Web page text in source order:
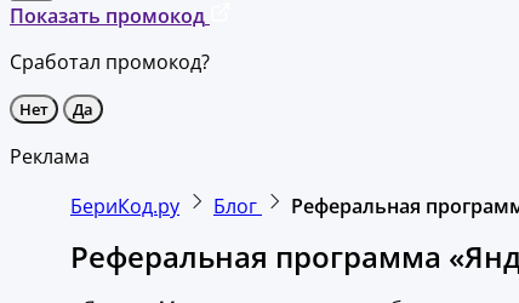
Показать промокод
Сработал промокод?
Нет Да
Реклама
БериКод.ру
Блог Реферальная
Реферальная программа